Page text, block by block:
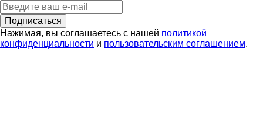
Подписаться
Нажимая, вы соглашаетесь с нашей политикой
конфиденциальности и пользовательским соглашением.